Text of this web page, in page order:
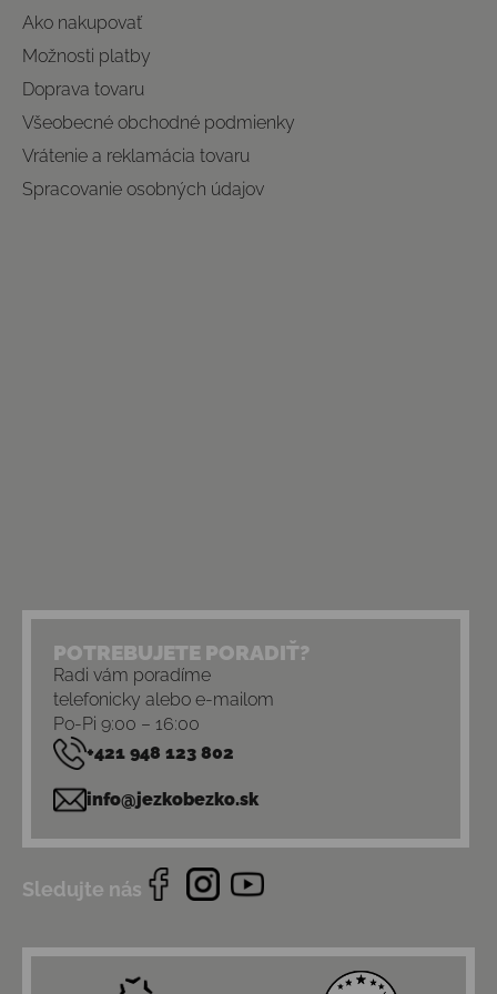
Ako nakupovať
Možnosti platby
Doprava tovaru
Všeobecné obchodné podmienky
Vrátenie a reklamácia tovaru
Spracovanie osobných údajov
POTREBUJETE PORADIŤ?
Radi vám poradíme
telefonicky alebo e-mailom
Po-Pi 9:00 – 16:00
+421 948 123 802
info@jezkobezko.sk
Sledujte nás